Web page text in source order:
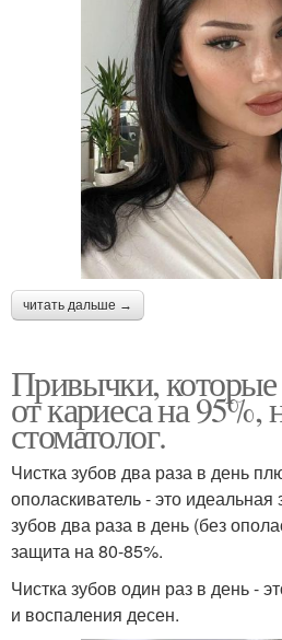
читать дальше →
Привычки,
от кариеса на 95%,
стоматолог.
Чистка зубов два раза в день
ополаскиватель - это
зубов два раза в день (без
защита на 80-85%.
Чистка зубов один раз в день -
и воспаления десен.